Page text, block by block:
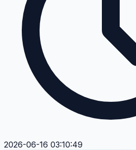
2026-06-16 03:10:49